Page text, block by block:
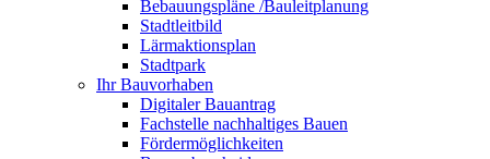
Bebauungspläne /Bauleitplanung
Stadtleitbild
Lärmaktionsplan
Stadtpark
Ihr Bauvorhaben
Digitaler Bauantrag
Fachstelle nachhaltiges Bauen
Fördermöglichkeiten